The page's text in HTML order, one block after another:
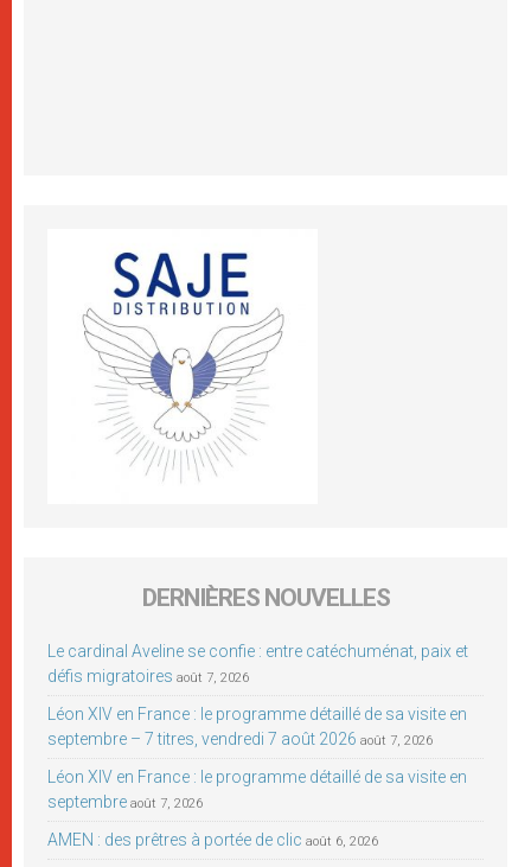
DERNIÈRES NOUVELLES
Le cardinal Aveline se confie : entre catéchuménat, paix et
défis migratoires août 7, 2026
Léon XIV en France : le programme détaillé de sa visite en
septembre – 7 titres, vendredi 7 août 2026 août 7, 2026
Léon XIV en France : le programme détaillé de sa visite en
septembre août 7, 2026
AMEN : des prêtres à portée de clic août 6, 2026